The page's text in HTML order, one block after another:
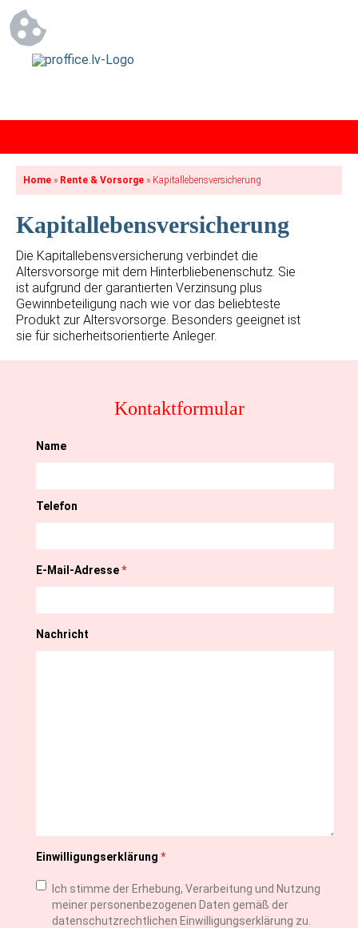
Home » Rente & Vorsorge » Kapitallebensversicherung
Kapitallebensversicherung
Die Kapitallebensversicherung verbindet die
Altersvorsorge mit dem Hinterbliebenenschutz. Sie
ist aufgrund der garantierten Verzinsung plus
Gewinnbeteiligung nach wie vor das beliebteste
Produkt zur Altersvorsorge. Besonders geeignet ist
sie für sicherheitsorientierte Anleger.
Kontaktformular
Name
Telefon
E-Mail-Adresse*
Nachricht
Einwilligungserklärung *
Ich stimme der Erhebung, Verarbeitung und Nutzung
meiner personenbezogenen Daten gemäß der
datenschutzrechtlichen Einwilligungserklärung zu.